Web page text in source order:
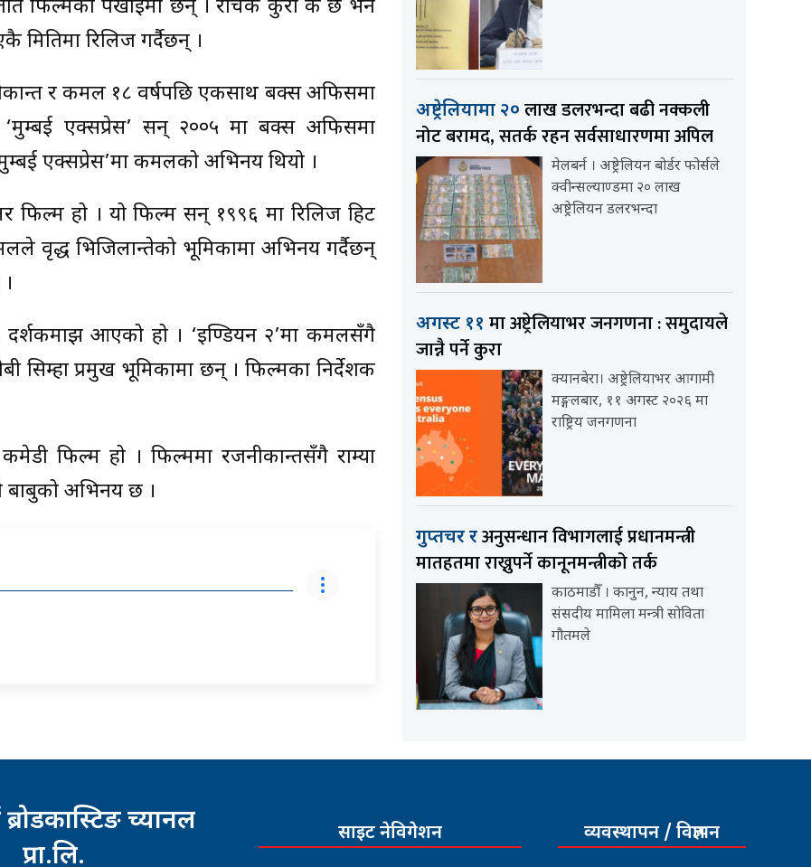
फिल्मको पखाईमा छन् । रोचक कुरा के छ भने
रिलिज गर्दैछन् ।
र कमल १८ वर्षपछि एकसाथ बक्स अफिसमा
एक्सप्रेस’ सन् २००५ मा बक्स अफिसमा
‘मुम्बई एक्सप्रेस’मा कमलको अभिनय थियो ।
फिल्म हो । यो फिल्म सन् १९९६ मा रिलिज हिट
वृद्ध भिजिलान्तेको भूमिकामा अभिनय गर्दैछन्
आएको हो । ‘इण्डियन २’मा कमलसँगै
सिम्हा प्रमुख भूमिकामा छन् । फिल्मका निर्देशक
फिल्म हो । फिल्ममा रजनीकान्तसँगै राम्या
बाबुको अभिनय छ ।
अष्ट्रेलियामा २० लाख डलरभन्दा बढी नक्कली
नोट बरामद, सतर्क रहन सर्वसाधारणमा अपिल
मेलबर्न । अष्ट्रेलियन बोर्डर फोर्सले
क्वीन्सल्याण्डमा २० लाख
अष्ट्रेलियन डलरभन्दा
अगस्ट ११ मा अष्ट्रेलियाभर जनगणना : समुदायले
जान्नै पर्ने कुरा
क्यानबेरा। अष्ट्रेलियाभर आगामी
मङ्गलबार, ११ अगस्ट २०२६ मा
राष्ट्रिय जनगणना
गुप्तचर रअनुसन्धान विभागलाई प्रधानमन्त्री
मातहतमा राख्नुपर्ने कानूनमन्त्रीको तर्क
काठमाडौँ । कानुन, न्याय तथा
संसदीय मामिला मन्त्री सोविता
गौतमले
च्यानल
प्रा.लि.
साइट नेविगेशन व्यवस्थापन / विज्ञापन